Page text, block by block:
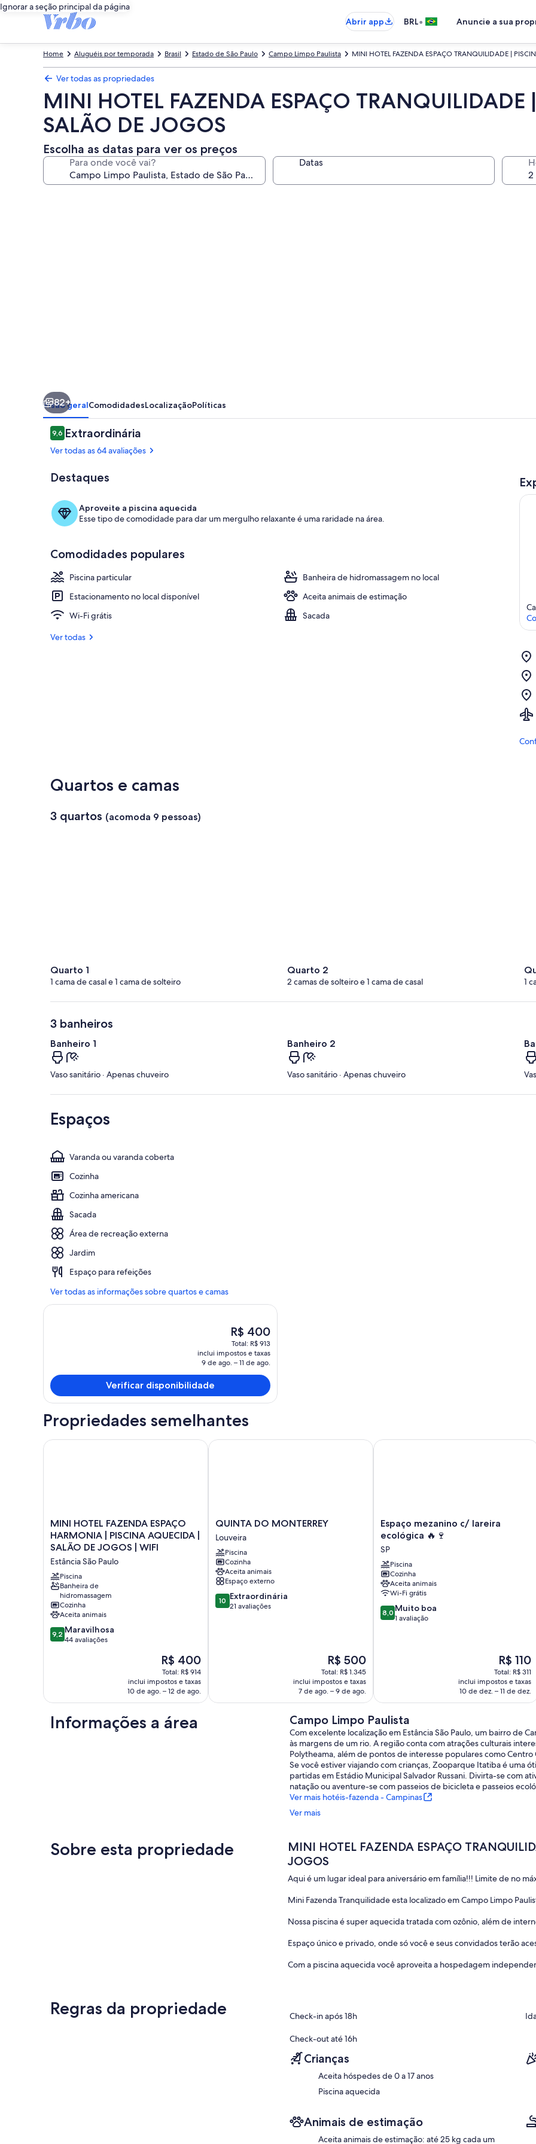
Ignorar a seção principal da página
Abrir app
BRL• Anuncie a sua
MINI HOTEL FAZENDA ESPAÇO TRANQUILIDADE |
Campo Limpo Paulista
Estado de São Paulo
Brasil
Aluguéis por temporada
Home
Ver todas as propriedades
MINI HOTEL FAZENDA ESPAÇO
SALÃO DE JOGOS
Escolha as datas para ver os preços
Para onde você vai? Datas
AQUECIDA
|
SALÃO
DE
JOGOS
82+
Visão geralComodidadesLocalizaçãoPolíticas
Avaliações
9,69,6 de 10
Extraordinária
Ver todas as 64 avaliações
Destaques
Aproveite a piscina aquecida
Esse tipo de comodidade para dar um mergulho relaxante é uma raridade na área.
Comodidades populares
Piscina particular
Banheira de hidromassagem no local
Estacionamento no local disponível
Aceita animais de estimação
Wi-Fi grátis
Sacada
Ver todas
Quartos e camas
3 quartos (acomoda 9 pessoas)
Quarto 1
1 cama de casal e 1 cama de solteiro
Quarto 2
2 camas de solteiro e 1 cama de casal 1
3 banheiros
Banheiro 1
Vaso sanitário · Apenas chuveiro
Banheiro 2
Vaso sanitário · Apenas chuveiro
Espaços
Varanda ou varanda coberta
Cozinha
Cozinha americana
Sacada
Área de recreação externa
Jardim
Espaço para refeições
Ver todas as informações sobre quartos e camas
O
preço
atual
é
R$ 400
R$ 400
Total: R$ 913
inclui impostos e taxas
9 de ago. – 11 de ago.
Verificar disponibilidade
Propriedades semelhantes
MINI
HOTEL
FAZENDA
ESPAÇO
HARMONIA
|
PISCINA
AQUECIDA
|
SALÃO
DE
JOGOS
MINI HOTEL FAZENDA ESPAÇO
HARMONIA | PISCINA AQUECIDA |
SALÃO DE JOGOS | WIFI
Estância São Paulo
Piscina
Banheira de
hidromassagem
Cozinha
Aceita animais
9.2
de
9,2 Maravilhosa
44 avaliações
O
preço
é
de
R$ 400
R$ 400
Total: R$ 914
inclui impostos e taxas
10 de ago. – 12 de ago.
MINI HOTEL FAZENDA ESPAÇO HARMONIA | PISCINA AQUECIDA | SALÃO DE JOGOS | WIFI
QUINTA
DO
MONTERREY
Louveira
QUINTA DO MONTERREY
Louveira
Piscina
Cozinha
Aceita animais
Espaço externo
10.0
de
10 Extraordinária
21 avaliações
O
preço
é
de
R$ 500
R$ 500
Total: R$ 1.345
inclui impostos e taxas
7 de ago. – 9 de ago.
QUINTA DO MONTERREY
Espaço
mezanino
lareira
ecológica
🔥
🍷
SP
Espaço mezanino c/ lareira
ecológica 🔥🍷
SP
Piscina
Cozinha
Aceita animais
Wi-Fi grátis
8.0
de
8,0 Muito boa
1 avaliação
O
preço
é
de
R$ 110
R$ 110
Total: R$ 311
inclui impostos e taxas
10 de dez. – 11 de dez.
Espaço mezanino c/ lareira ecológica
Informações a área Campo Limpo Paulista
Com excelente localização em Estância São Paulo, um bairro de
às margens de um rio. A região conta com atrações culturais
Polytheama, além de pontos de interesse populares como
Se você estiver viajando com crianças, Zooparque Itatiba é uma
partidas em Estádio Municipal Salvador Russani. Divirta-se com
natação ou aventure-se com passeios de bicicleta e passeios
Ver mais hotéis-fazenda - Campinas
Ver mais
Sobre esta propriedade
MINI HOTEL FAZENDA ESPAÇO
JOGOS
Aqui é um lugar ideal para aniversário em família!!! Limite de no
Mini Fazenda Tranquilidade esta localizado em Campo Limpo
Nossa piscina é super aquecida tratada com ozônio, além de
Espaço único e privado, onde só você e seus convidados terão
Com a piscina aquecida você aproveita a hospedagem
Regras da propriedade Check-in após 18h
Check-out até 16h
Crianças
Aceita hóspedes de 0 a 17 anos
Piscina aquecida
Animais de estimação
Aceita animais de estimação: até 25 kg cada um